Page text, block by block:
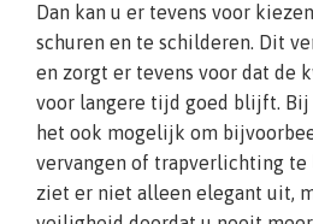
Dan kan u er tevens voor
schuren en te schilderen. Dit
en zorgt er tevens voor dat de
voor langere tijd goed blijft. Bij
het ook mogelijk om
vervangen of trapverlichting
ziet er niet alleen elegant uit,